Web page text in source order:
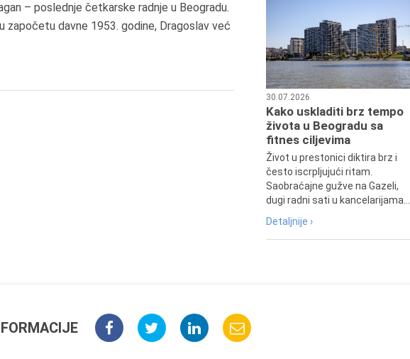
– poslednje četkarske radnje u Beogradu.
započetu davne 1953. godine, Dragoslav već
30.07.2026
Kako uskladiti brz tempo
života u Beogradu sa
fitnes ciljevima
Život u prestonici diktira brz i
često iscrpljujući ritam.
Saobraćajne gužve na Gazeli,
dugi radni sati u kancelarijama...
Detaljnije ›
Preminula je Zorka Boljanović,
vazduhoplovni inženjer, predsednik
Udruženja žena pilota Jugoslavije.